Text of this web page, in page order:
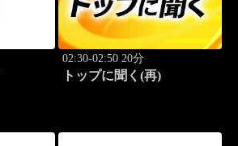
02:30-02:50 20分
トップに聞く(再)